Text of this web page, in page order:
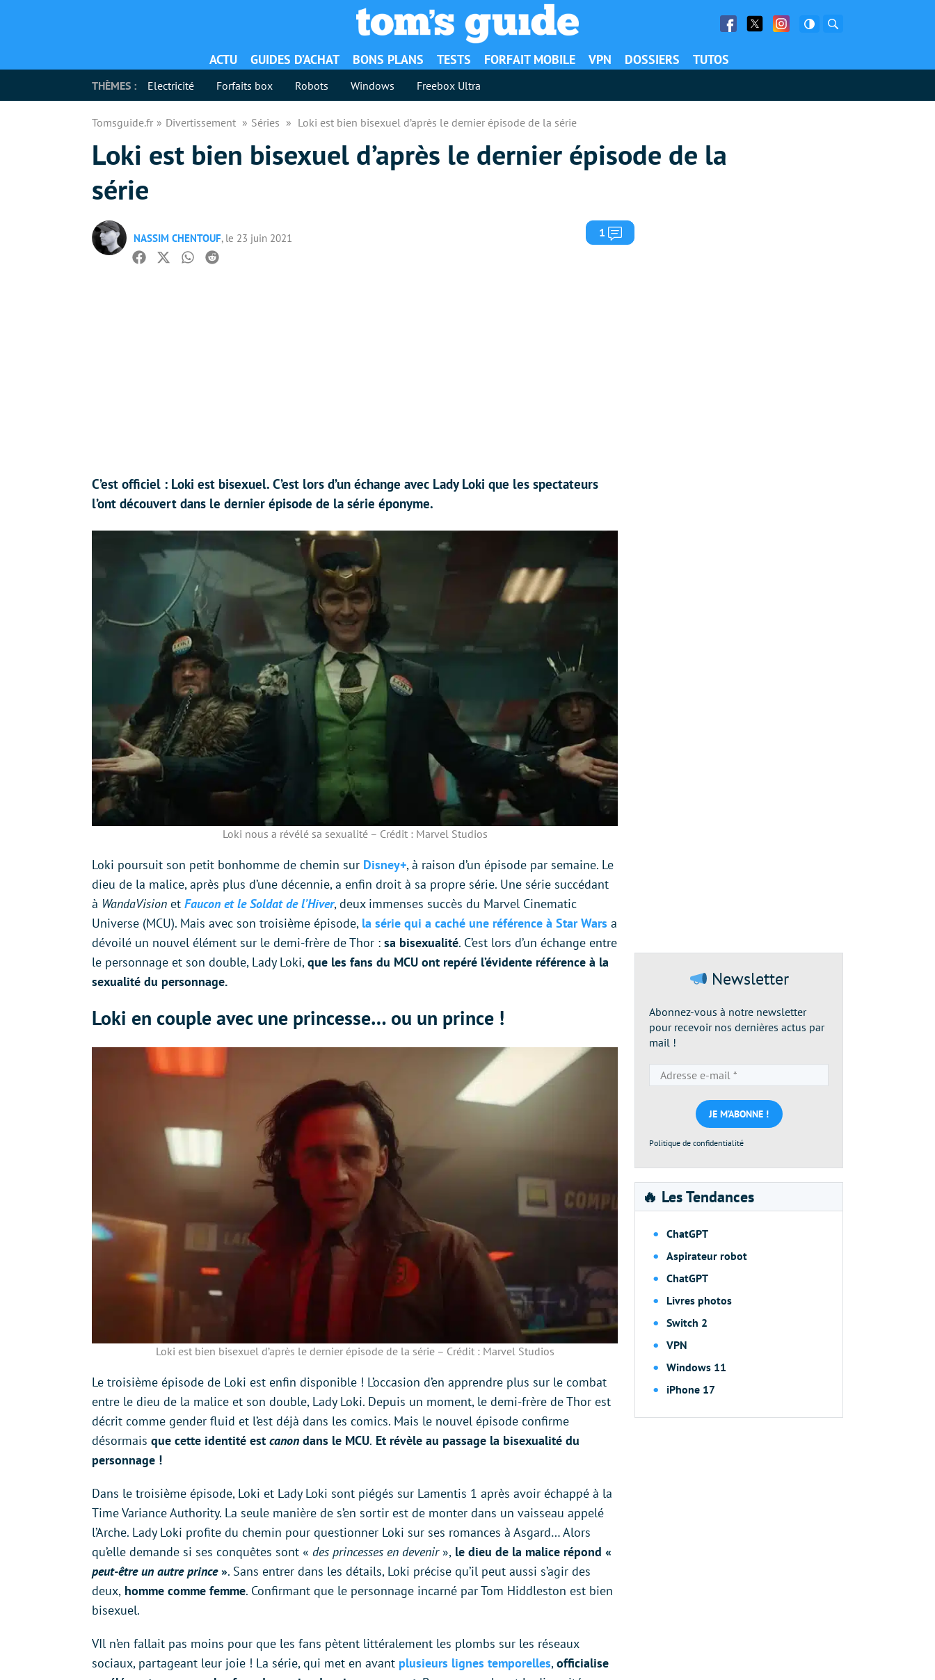
Facebook
Twitter Facebook
ACTU GUIDES D’ACHAT BONS PLANS TESTS FORFAIT MOBILE VPN DOSSIERS TUTOS
THÈMES : Electricité Forfaits box Robots Windows Freebox Ultra
Tomsguide.fr Divertissement Séries Loki est bien bisexuel d’après le dernier épisode de la série
Loki est bien bisexuel d’après le dernier épisode de la
série
NASSIM CHENTOUF, le 23 juin 2021 1 Commentaires
Facebook
TwitterWhatsapp
Reddit
C’est officiel : Loki est bisexuel. C’est lors d’un échange avec Lady Loki que les spectateurs
l’ont découvert dans le dernier épisode de la série éponyme.
Loki nous a révélé sa sexualité – Crédit : Marvel Studios
Loki poursuit son petit bonhomme de chemin sur Disney+, à raison d’un épisode par semaine. Le
dieu de la malice, après plus d’une décennie, a enfin droit à sa propre série. Une série succédant
à WandaVision et Faucon et le Soldat de l’Hiver, deux immenses succès du Marvel Cinematic
Universe (MCU). Mais avec son troisième épisode, la série qui a caché une référence à Star Wars a
dévoilé un nouvel élément sur le demi-frère de Thor : sa bisexualité. C’est lors d’un échange entre
le personnage et son double, Lady Loki,que les fans du MCU ont repéré l’évidente référence à la
sexualité du personnage.
Loki en couple avec une princesse… ou un prince !
Loki est bien bisexuel d’après le dernier épisode de la série – Crédit : Marvel Studios
Le troisième épisode de Loki est enfin disponible ! L’occasion d’en apprendre plus sur le combat
entre le dieu de la malice et son double, Lady Loki. Depuis un moment, le demi-frère de Thor est
décrit comme gender fluid et l’est déjà dans les comics. Mais le nouvel épisode confirme
désormais que cette identité est canon dans le MCU. Et révèle au passage la bisexualité du
personnage !
Dans le troisième épisode, Loki et Lady Loki sont piégés sur Lamentis 1 après avoir échappé à la
Time Variance Authority. La seule manière de s’en sortir est de monter dans un vaisseau appelé
l’Arche. Lady Loki profite du chemin pour questionner Loki sur ses romances à Asgard… Alors
qu’elle demande si ses conquêtes sont « des princesses en devenir», le dieu de la malice répond «
peut-être un autre prince». Sans entrer dans les détails, Loki précise qu’il peut aussi s’agir des
deux, homme comme femme. Confirmant que le personnage incarné par Tom Hiddleston est bien
bisexuel.
VIl n’en fallait pas moins pour que les fans pètent littéralement les plombs sur les réseaux
sociaux, partageant leur joie ! La série, qui met en avant plusieurs lignes temporelles, officialise
Newsletter
Abonnez-vous à notre newsletter
pour recevoir nos dernières actus par
mail !
e-
mail
*
Politique de confidentialité
🔥 Les Tendances
ChatGPT
Aspirateur robot
ChatGPT
Livres photos
Switch 2
VPN
Windows 11
iPhone 17